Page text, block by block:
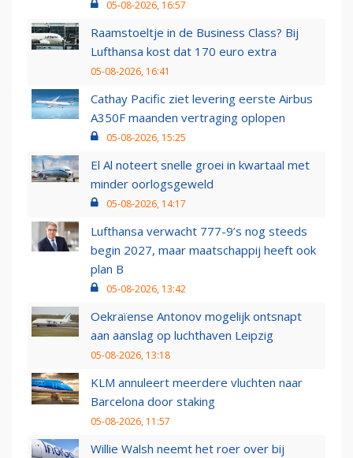
05-08-2026, 16:57
Raamstoeltje in de Business Class? Bij
Lufthansa kost dat 170 euro extra
05-08-2026, 16:41
Cathay Pacific ziet levering eerste Airbus
A350F maanden vertraging oplopen
05-08-2026, 15:25
El Al noteert snelle groei in kwartaal met
minder oorlogsgeweld
05-08-2026, 14:17
Lufthansa verwacht 777-9’s nog steeds
begin 2027, maar maatschappij heeft ook
plan B
05-08-2026, 13:42
Oekraïense Antonov mogelijk ontsnapt
aan aanslag op luchthaven Leipzig
05-08-2026, 13:18
KLM annuleert meerdere vluchten naar
Barcelona door staking
05-08-2026, 11:57
Willie Walsh neemt het roer over bij